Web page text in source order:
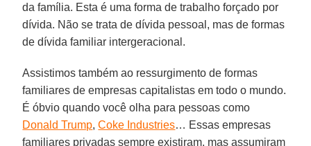
da família. Esta é uma forma de trabalho forçado por
dívida. Não se trata de dívida pessoal, mas de formas
de dívida familiar intergeracional.
Assistimos também ao ressurgimento de formas
familiares de empresas capitalistas em todo o mundo.
É óbvio quando você olha para pessoas como
Donald Trump,Coke Industries… Essas empresas
familiares privadas sempre existiram, mas assumiram